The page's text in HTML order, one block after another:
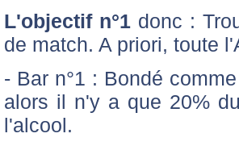
L'objectif n°1 donc :
de match. A priori, toute
- Bar n°1 : Bondé
alors il n'y a que 20%
l'alcool.